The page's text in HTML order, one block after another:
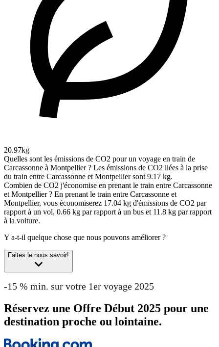
20.97kg
Quelles sont les émissions de CO2 pour un voyage en train de
Carcassonne à Montpellier ? Les émissions de CO2 liées à la prise
du train entre Carcassonne et Montpellier sont 9.17 kg.
Combien de CO2 j'économise en prenant le train entre Carcassonne
et Montpellier ? En prenant le train entre Carcassonne et
Montpellier, vous économiserez 17.04 kg d'émissions de CO2 par
rapport à un vol, 0.66 kg par rapport à un bus et 11.8 kg par rapport
à la voiture.
Y a-t-il quelque chose que nous pouvons améliorer ?
Faites le nous savoir!
-15 % min. sur votre 1er voyage 2025
Réservez une Offre Début 2025 pour une
destination proche ou lointaine.